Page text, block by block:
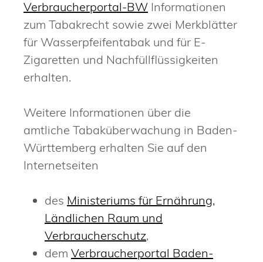
Verbraucherportal-BW Informationen
zum Tabakrecht sowie zwei Merkblätter
für Wasserpfeifentabak und für E-
Zigaretten und Nachfüllflüssigkeiten
erhalten.
Weitere Informationen über die
amtliche Tabaküberwachung in Baden-
Württemberg erhalten Sie auf den
Internetseiten
des Ministeriums für Ernährung,
Ländlichen Raum und
Verbraucherschutz,
dem Verbraucherportal Baden-